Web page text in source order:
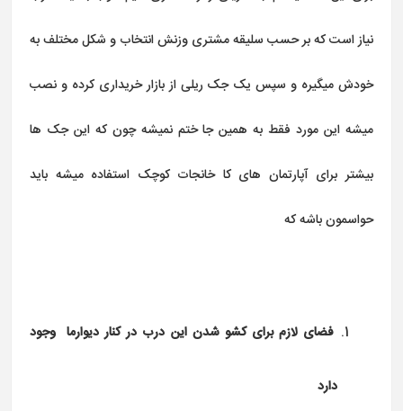
نیاز است که بر حسب سلیقه مشتری وزنش انتخاب و شکل مختلف به
خودش میگیره و سپس یک جک ریلی از بازار خریداری کرده و نصب
میشه این مورد فقط به همین جا ختم نمیشه چون که این جک ها
بیشتر برای آپارتمان های کا خانجات کوچک استفاده میشه باید
حواسمون باشه که
فضای لازم برای کشو شدن این درب در کنار دیوارما وجود
دارد